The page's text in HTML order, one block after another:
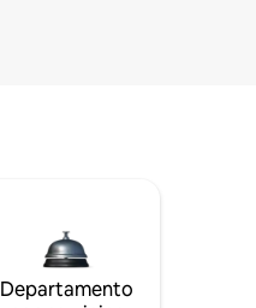
Departamento